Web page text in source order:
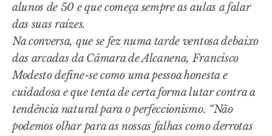
alunos de 50 e que começa sempre as aulas a falar
das suas raízes.
Na conversa, que se fez numa tarde ventosa debaixo
das arcadas da Câmara de Alcanena, Francisco
Modesto define-se como uma pessoa honesta e
cuidadosa e que tenta de certa forma lutar contra a
tendência natural para o perfeccionismo. “Não
podemos olhar para as nossas falhas como derrotas